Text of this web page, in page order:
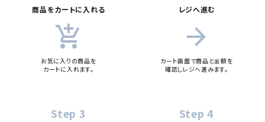
商品をカートに入れる
add_shopping_cart
お気に入りの商品を
カートに入れます。
レジへ進む
arrow_forward
カート画面で商品と金額を
確認しレジへ進みます。
Step 3 Step 4